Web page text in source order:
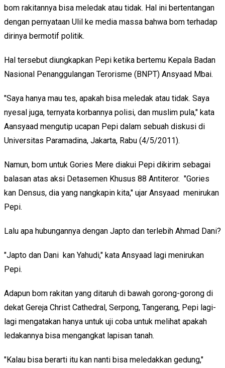
bom rakitannya bisa meledak atau tidak. Hal ini bertentangan
dengan pernyataan Ulil ke media massa bahwa bom terhadap
dirinya bermotif politik.
Hal tersebut diungkapkan Pepi ketika bertemu Kepala Badan
Nasional Penanggulangan Terorisme (BNPT) Ansyaad Mbai.
"Saya hanya mau tes, apakah bisa meledak atau tidak. Saya
nyesal juga, ternyata korbannya polisi, dan muslim pula," kata
Aansyaad mengutip ucapan Pepi dalam sebuah diskusi di
Universitas Paramadina, Jakarta, Rabu (4/5/2011).
Namun, bom untuk Gories Mere diakui Pepi dikirim sebagai
balasan atas aksi Detasemen Khusus 88 Antiteror. "Gories
kan Densus, dia yang nangkapin kita," ujar Ansyaad menirukan
Pepi.
Lalu apa hubungannya dengan Japto dan terlebih Ahmad Dani?
"Japto dan Dani kan Yahudi," kata Ansyaad lagi menirukan
Pepi.
Adapun bom rakitan yang ditaruh di bawah gorong-gorong di
dekat Gereja Christ Cathedral, Serpong, Tangerang, Pepi lagi-
lagi mengatakan hanya untuk uji coba untuk melihat apakah
ledakannya bisa mengangkat lapisan tanah.
"Kalau bisa berarti itu kan nanti bisa meledakkan gedung,"